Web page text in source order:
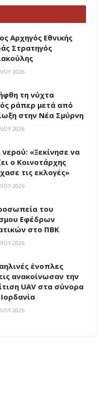
Αρχηγός Εθνικής
Στρατηγός
2026
τη νύχτα
ράπερ μετά από
στην Νέα Σμύρνη
2026
«Ξεκίνησε να
ο Κοινοτάρχης
τις εκλογές»
2026
του
Εφέδρων
στο ΠΒΚ
2026
ένοπλες
ανακοίνωσαν την
UAV στα σύνορα
2026